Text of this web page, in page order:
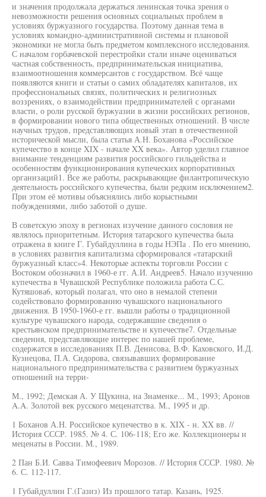
и значения продолжала держаться ленинская точка зрения о
невозможности решения основных социальных проблем в
условиях буржуазного государства. Поэтому данная тема в
условиях командно-административной системы и плановой
экономики не могла быть предметом комплексного исследования.
С началом горбачевской перестройки стали иначе оцениваться
частная собственность, предпринимательская инициатива,
взаимоотношения коммерсантов с государством. Всё чаще
появляются книги и статьи о самих обладателях капиталов, их
профессиональных связях, политических и религиозных
воззрениях, о взаимодействии предпринимателей с органами
власти, о роли русской буржуазии в жизни российских регионов,
в формировании нового типа общественных отношений. В числе
научных трудов, представляющих новый этап в отечественной
исторической мысли, была статья А.Н. Боханова «Российское
купечество в конце XIX - начале XX века». Автор уделил главное
внимание тенденциям развития российского гильдейства и
особенностям функционирования купеческих корпоративных
организаций1. Все же работы, раскрывающие филантропическую
деятельность российского купечества, были редким исключением2.
При этом её мотивы объяснялись либо корыстными
побуждениями, либо заботой о душе.
В советскую эпоху в регионах изучение данного сословия не
являлось приоритетным. История татарского купечества была
отражена в книге Г. Губайдуллина в годы НЭПа . По его мнению,
в условиях развития капитализма сформировался «татарский
буржуазный класс»4. Некоторые аспекты торговли России с
Востоком обозначил в 1960-е гг. А.И. Андреев5. Начало изучению
купечества в Чувашской Республике положила работа С.С.
Кутяшова6, который полагал, что оно в немалой степени
содействовало формированию чувашского национального
движения. В 1950-1960-е гг. вышли работы о традиционной
культуре чувашского народа, содержавшие сведения о
крестьянском предпринимательстве и купечестве7. Отдельные
сведения, представляющие интерес по нашей проблеме,
содержатся в исследованиях П.В. Денисова, В.Ф. Каховского, И.Д.
Кузнецова, П.А. Сидорова, связывавших формирование
национального предпринимательства с развитием буржуазных
отношений на терри-
М., 1992; Демская А. У Щукина, на Знаменке... М., 1993; Аронов
A.A. Золотой век русского меценатства. М., 1995 и др.
1 Боханов А.Н. Российское купечество в к. XIX - н. XX вв. //
История СССР. 1985. № 4. С. 106-118; Его же. Коллекционеры и
меценаты в России. М., 1989.
2 Пан Б.И. Савва Тимофеевич Морозов. // История СССР. 1980. №
6. С. 112-117.
1 Губайдуллин Г.(Газиз) Из прошлого татар. Казань, 1925.